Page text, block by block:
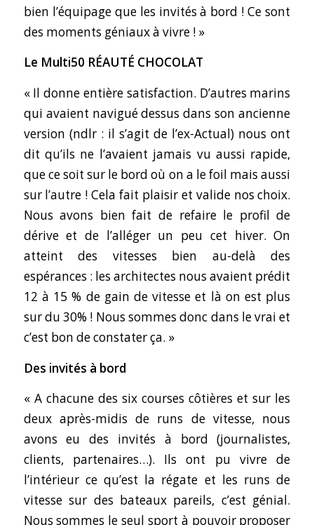
bien l’équipage que les invités à bord ! Ce sont
des moments géniaux à vivre ! »
Le Multi50 RÉAUTÉ CHOCOLAT
« Il donne entière satisfaction. D’autres marins
qui avaient navigué dessus dans son ancienne
version (ndlr : il s’agit de l’ex-Actual) nous ont
dit qu’ils ne l’avaient jamais vu aussi rapide,
que ce soit sur le bord où on a le foil mais aussi
sur l’autre ! Cela fait plaisir et valide nos choix.
Nous avons bien fait de refaire le profil de
dérive et de l’alléger un peu cet hiver. On
atteint des vitesses bien au-delà des
espérances : les architectes nous avaient prédit
12 à 15 % de gain de vitesse et là on est plus
sur du 30% ! Nous sommes donc dans le vrai et
c’est bon de constater ça. »
Des invités à bord
« A chacune des six courses côtières et sur les
deux après-midis de runs de vitesse, nous
avons eu des invités à bord (journalistes,
clients, partenaires…). Ils ont pu vivre de
l’intérieur ce qu’est la régate et les runs de
vitesse sur des bateaux pareils, c’est génial.
Nous sommes le seul sport à pouvoir proposer